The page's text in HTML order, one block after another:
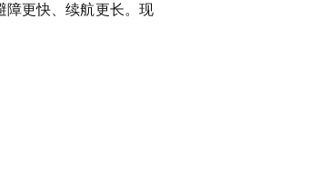
障更快、续航更长。现